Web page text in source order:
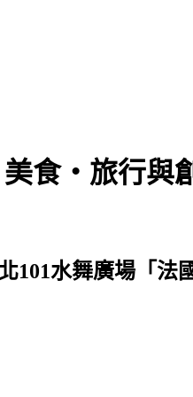
食‧旅行與
101水舞廣場「